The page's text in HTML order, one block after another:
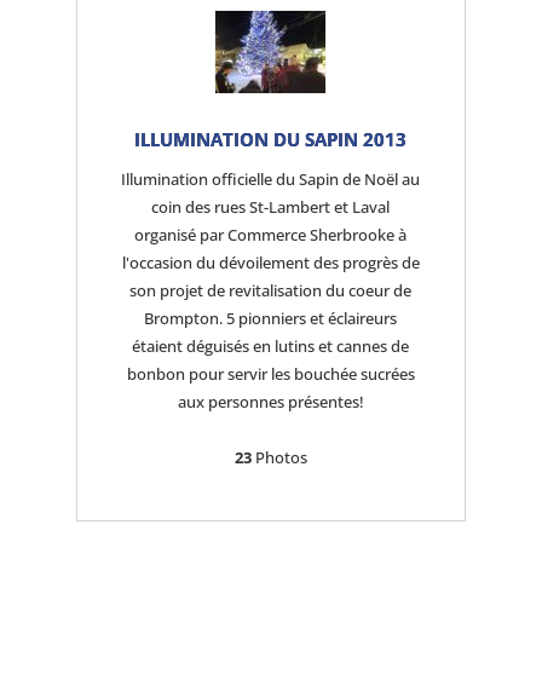
ILLUMINATION DU SAPIN 2013
Illumination officielle du Sapin de Noël au
coin des rues St-Lambert et Laval
organisé par Commerce Sherbrooke à
l'occasion du dévoilement des progrès de
son projet de revitalisation du coeur de
Brompton. 5 pionniers et éclaireurs
étaient déguisés en lutins et cannes de
bonbon pour servir les bouchée sucrées
aux personnes présentes!
23Photos